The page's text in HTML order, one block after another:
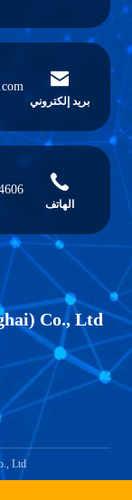
بريد إلكتروني
الهاتف
Co., Ltd.
Ltd.